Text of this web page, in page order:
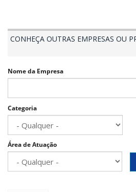
CONHEÇA OUTRAS EMPRESAS OU
Nome da Empresa
Categoria
Área de Atuação